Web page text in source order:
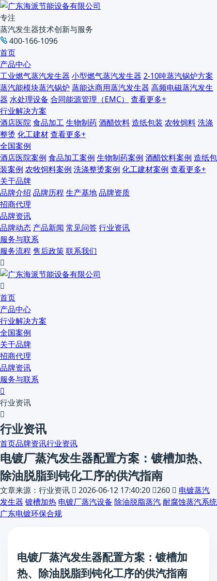
专注
蒸汽发生器技术创新与服务
400-166-1096
首页
产品中心
工业燃气蒸汽发生器 小型燃气蒸汽发生器 2-10吨蒸汽锅炉方案
蒸汽能模块蒸汽锅炉 蒸能达商用蒸汽发生器 高频电磁蒸汽发生
器 水处理设备 合同能源管理（EMC）
查看更多+
行业解决方案
酒店医院食品加工生物制药酒醋饮料造纸包装 农牧饲料洗涤
整烫 化工建材查看更多+
全国案例
酒店医院案例 食品加工案例 生物制药案例 酒醋饮料案例 造纸包
装案例 农牧饲料案例 洗涤整烫案例 化工建材案例 查看更多+
关于品牌
品牌介绍 品牌历程 生产基地品牌资质
招商代理
品牌资讯
品牌动态 产品新闻 常见问答行业资讯
服务与联系
服务流程 售后政策联系我们


首页
产品中心
行业解决方案
全国案例
关于品牌
招商代理
品牌资讯
服务与联系

行业资讯

行业资讯
首页品牌资讯行业资讯
电镀厂蒸汽发生器配置方案：镀槽加热、
除油脱脂到钝化工序的供汽指南
文章来源：行业资讯  2026-06-12 17:40:20 260  电镀蒸汽
发生器 镀槽加热 电镀厂蒸汽设备 除油脱脂蒸汽耐腐蚀蒸汽系统
广东电镀环保合规
电镀厂蒸汽发生器配置方案：镀槽加
热、除油脱脂到钝化工序的供汽指南